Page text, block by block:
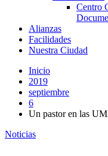
Centro
Alianzas
Facilidades
Nuestra Ciudad
Inicio
2019
septiembre
6
Un pastor en las
Noticias